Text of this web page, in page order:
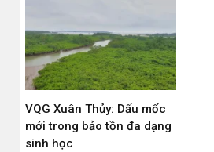
VQG Xuân Thủy: Dấu mốc
mới trong bảo tồn đa dạng
sinh học